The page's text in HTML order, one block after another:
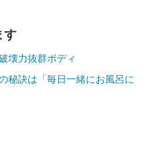
す
壊力抜群ボディ
秘訣は「毎日一緒にお風呂に